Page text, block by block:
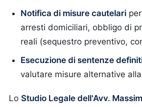
Notifica di misure cautelari
arresti domiciliari, obbligo di
reali (sequestro preventivo,
Esecuzione di sentenze
valutare misure alternative
Lo Studio Legale dell'Avv.